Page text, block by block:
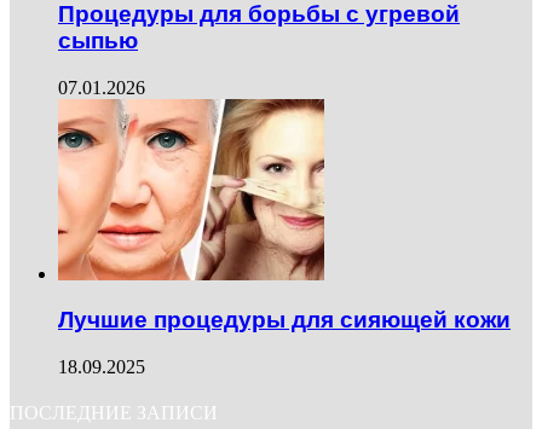
Процедуры для борьбы с угревой
сыпью
07.01.2026
Лучшие процедуры для сияющей кожи
18.09.2025
ПОСЛЕДНИЕ ЗАПИСИ